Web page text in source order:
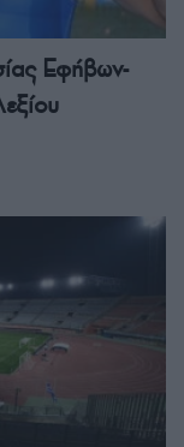
Εφήβων-